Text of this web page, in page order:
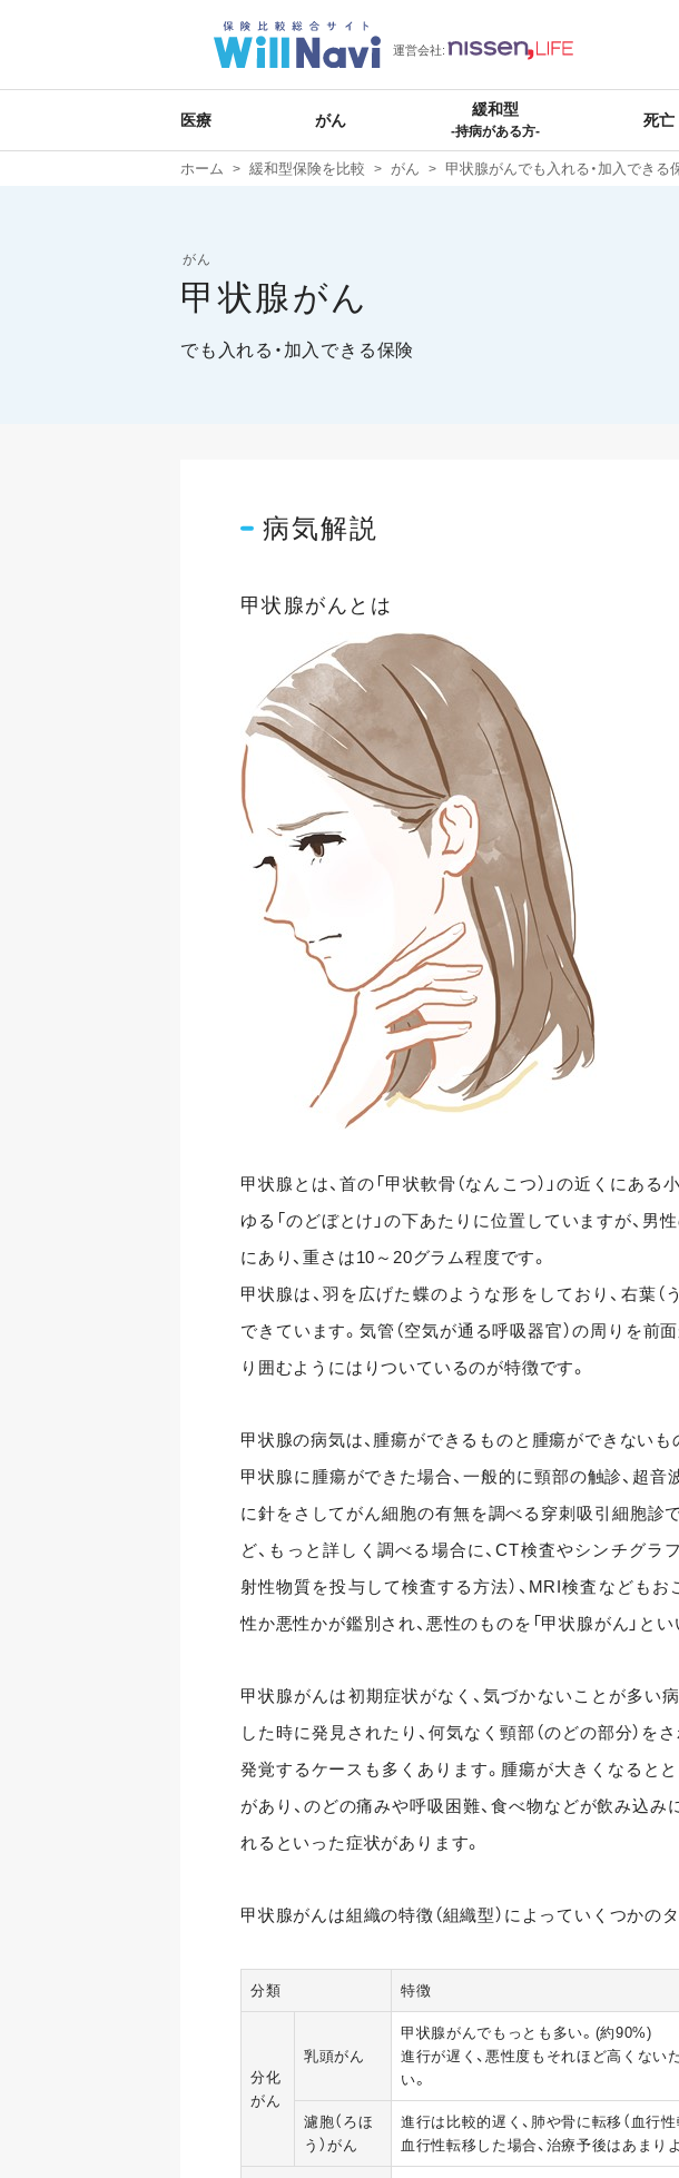
運営会社:
医療 がん
緩和型
-持病がある方-
死亡
ホーム 緩和型保険を比較 がん 甲状腺がんでも入れる・加入できる
がん
甲状腺がん
でも入れる・加入できる保険
病気解説
甲状腺がんとは
甲状腺とは、首の「甲状軟骨（なんこつ）」の近くにあ
ゆる「のどぼとけ」の下あたりに位置していますが、男
にあり、重さは10～20グラム程度です。
甲状腺は、羽を広げた蝶のような形をしており、右葉（
できています。気管（空気が通る呼吸器官）の周りを前
り囲むようにはりついているのが特徴です。
甲状腺の病気は、腫瘍ができるものと腫瘍ができないも
甲状腺に腫瘍ができた場合、一般的に頸部の触診、超音
に針をさしてがん細胞の有無を調べる穿刺吸引細胞診
ど、もっと詳しく調べる場合に、CT検査やシンチグラ
射性物質を投与して検査する方法）、MRI検査などもお
性か悪性かが鑑別され、悪性のものを「甲状腺がん」とい
甲状腺がんは初期症状がなく、気づかないことが多い
した時に発見されたり、何気なく頸部（のどの部分）を
発覚するケースも多くあります。腫瘍が大きくなると
があり、のどの痛みや呼吸困難、食べ物などが飲み込み
れるといった症状があります。
甲状腺がんは組織の特徴（組織型）によっていくつかの
分類 特徴
分化
がん
乳頭がん
甲状腺がんでもっとも多い。(約90%)
進行が遅く、悪性度もそれほど高くない
い。
濾胞（ろほ
う）がん
進行は比較的遅く、肺や骨に転移（血行性
血行性転移した場合、治療予後はあまり